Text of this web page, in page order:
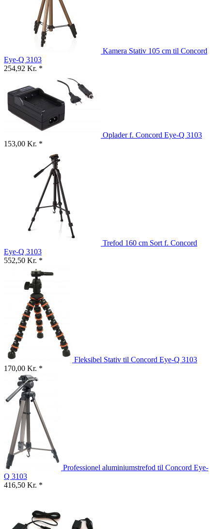
Kamera Stativ 105 cm til Concord
Eye-Q 3103
254,92 Kr. *
Oplader f. Concord Eye-Q 3103
153,00 Kr. *
Trefod 160 cm Sort f. Concord
Eye-Q 3103
552,50 Kr. *
Fleksibel Stativ til Concord Eye-Q 3103
170,00 Kr. *
Professionel aluminiumstrefod til Concord Eye-
Q 3103
416,50 Kr. *